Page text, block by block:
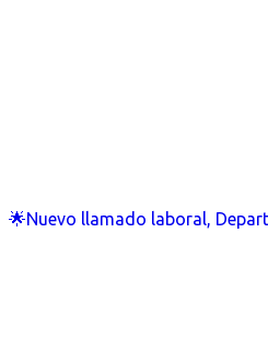
🌟Nuevo llamado laboral,